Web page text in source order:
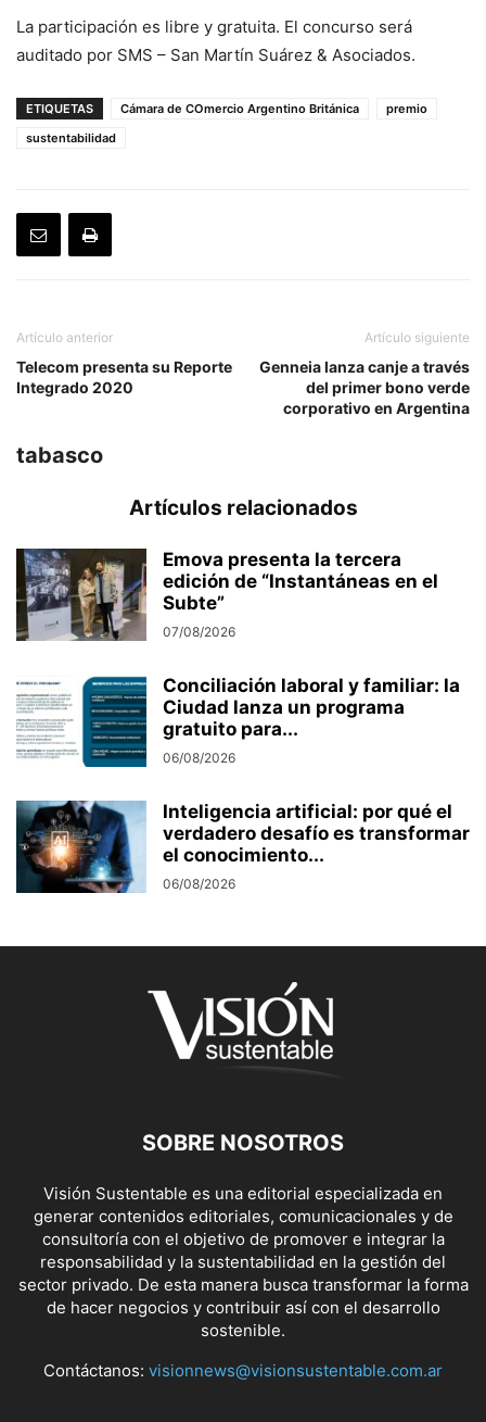
La participación es libre y gratuita. El concurso será
auditado por SMS – San Martín Suárez & Asociados.
ETIQUETAS Cámara de COmercio Argentino Británica
premio
sustentabilidad
Artículo anterior
Telecom presenta su Reporte
Integrado 2020
Artículo siguiente
Genneia lanza canje a través
del primer bono verde
corporativo en Argentina
tabasco
Artículos relacionados
Emova presenta la tercera
edición de “Instantáneas en el
Subte”
07/08/2026
Conciliación laboral y familiar: la
Ciudad lanza un programa
gratuito para...
06/08/2026
Inteligencia artificial: por qué el
verdadero desafío es transformar
el conocimiento...
06/08/2026
SOBRE NOSOTROS
Visión Sustentable es una editorial especializada en
generar contenidos editoriales, comunicacionales y de
consultoría con el objetivo de promover e integrar la
responsabilidad y la sustentabilidad en la gestión del
sector privado. De esta manera busca transformar la forma
de hacer negocios y contribuir así con el desarrollo
sostenible.
Contáctanos: visionnews@visionsustentable.com.ar